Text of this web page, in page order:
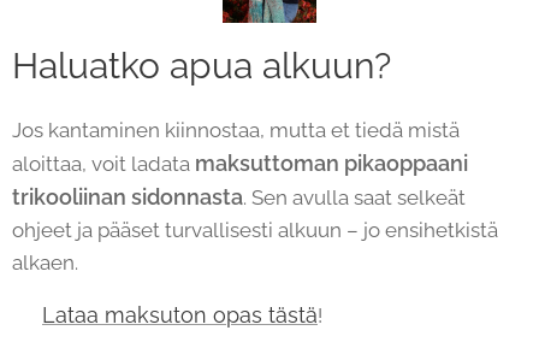
Haluatko apua alkuun? 🌿
Jos kantaminen kiinnostaa, mutta et tiedä mistä
aloittaa, voit ladata maksuttoman pikaoppaani
trikooliinan sidonnasta. Sen avulla saat selkeät
ohjeet ja pääset turvallisesti alkuun – jo ensihetkistä
alkaen.
Lataa maksuton opas tästä!